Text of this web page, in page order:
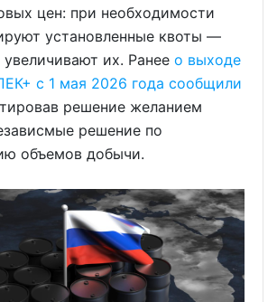
цен: при необходимости
установленные квоты —
их. Ранее о выходе
с 1 мая 2026 года сообщили
решение желанием
решение по
объемов добычи.